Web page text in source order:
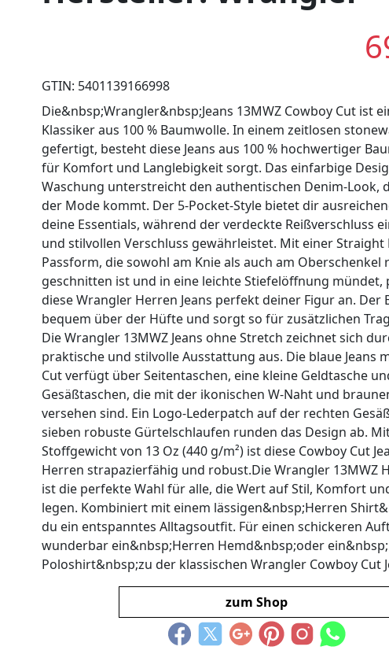
GTIN: 5401139166998
Die&nbsp;Wrangler&nbsp;Jeans 13MWZ Cowboy Cut ist
Klassiker aus 100 % Baumwolle. In einem zeitlosen
gefertigt, besteht diese Jeans aus 100 % hochwertiger
für Komfort und Langlebigkeit sorgt. Das einfarbige
Waschung unterstreicht den authentischen Denim-Look,
der Mode kommt. Der 5-Pocket-Style bietet dir
deine Essentials, während der verdeckte Reißverschluss
und stilvollen Verschluss gewährleistet. Mit einer Straight
Passform, die sowohl am Knie als auch am Oberschenkel
geschnitten ist und in eine leichte Stiefelöffnung mündet,
diese Wrangler Herren Jeans perfekt deiner Figur an. Der
bequem über der Hüfte und sorgt so für zusätzlichen
Die Wrangler 13MWZ Jeans ohne Stretch zeichnet sich
praktische und stilvolle Ausstattung aus. Die blaue Jeans
Cut verfügt über Seitentaschen, eine kleine Geldtasche
Gesäßtaschen, die mit der ikonischen W-Naht und
versehen sind. Ein Logo-Lederpatch auf der rechten
sieben robuste Gürtelschlaufen runden das Design ab.
Stoffgewicht von 13 Oz (440 g/m²) ist diese Cowboy Cut
Herren strapazierfähig und robust.Die Wrangler 13MWZ
ist die perfekte Wahl für alle, die Wert auf Stil, Komfort
legen. Kombiniert mit einem lässigen&nbsp;Herren
du ein entspanntes Alltagsoutfit. Für einen schickeren
wunderbar ein&nbsp;Herren Hemd&nbsp;oder
Poloshirt&nbsp;zu der klassischen Wrangler Cowboy Cut
zum Shop